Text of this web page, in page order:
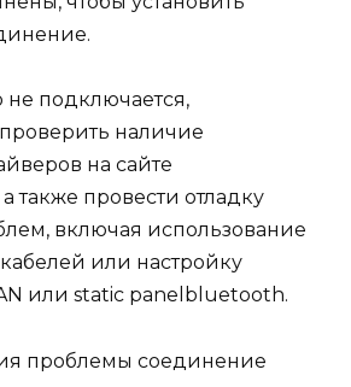
не подключается,
наличие
на сайте
также провести отладку
включая использование
или настройку
или static panelbluetooth.
проблемы соединение